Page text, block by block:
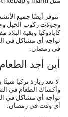
في رمضان.
أين أجد
أي وقت في رمضان.